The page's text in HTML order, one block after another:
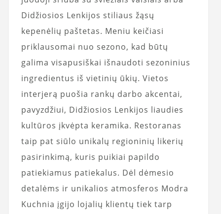
Didžiosios Lenkijos stiliaus žąsų
kepenėlių paštetas. Meniu keičiasi
priklausomai nuo sezono, kad būtų
galima visapusiškai išnaudoti sezoninius
ingredientus iš vietinių ūkių. Vietos
interjerą puošia rankų darbo akcentai,
pavyzdžiui, Didžiosios Lenkijos liaudies
kultūros įkvėpta keramika. Restoranas
taip pat siūlo unikalų regioninių likerių
pasirinkimą, kuris puikiai papildo
patiekiamus patiekalus. Dėl dėmesio
detalėms ir unikalios atmosferos Modra
Kuchnia įgijo lojalių klientų tiek tarp